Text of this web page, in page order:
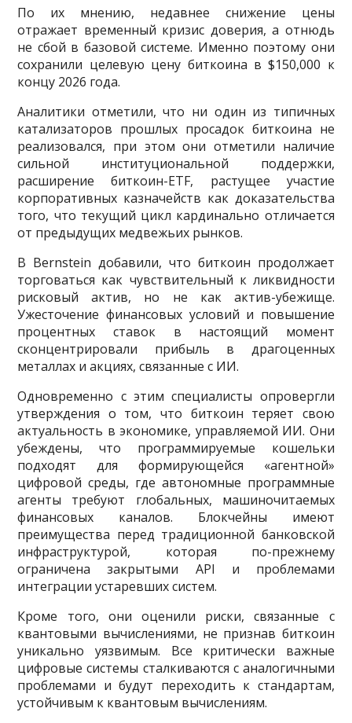
По их мнению, недавнее снижение цены
отражает временный кризис доверия, а отнюдь
не сбой в базовой системе. Именно поэтому они
сохранили целевую цену биткоина в $150,000 к
концу 2026 года.
Аналитики отметили, что ни один из типичных
катализаторов прошлых просадок биткоина не
реализовался, при этом они отметили наличие
сильной институциональной поддержки,
расширение биткоин-ETF, растущее участие
корпоративных казначейств как доказательства
того, что текущий цикл кардинально отличается
от предыдущих медвежьих рынков.
В Bernstein добавили, что биткоин продолжает
торговаться как чувствительный к ликвидности
рисковый актив, но не как актив-убежище.
Ужесточение финансовых условий и повышение
процентных ставок в настоящий момент
сконцентрировали прибыль в драгоценных
металлах и акциях, связанные с ИИ.
Одновременно с этим специалисты опровергли
утверждения о том, что биткоин теряет свою
актуальность в экономике, управляемой ИИ. Они
убеждены, что программируемые кошельки
подходят для формирующейся «агентной»
цифровой среды, где автономные программные
агенты требуют глобальных, машиночитаемых
финансовых каналов. Блокчейны имеют
преимущества перед традиционной банковской
инфраструктурой, которая по-прежнему
ограничена закрытыми API и проблемами
интеграции устаревших систем.
Кроме того, они оценили риски, связанные с
квантовыми вычислениями, не признав биткоин
уникально уязвимым. Все критически важные
цифровые системы сталкиваются с аналогичными
проблемами и будут переходить к стандартам,
устойчивым к квантовым вычислениям.